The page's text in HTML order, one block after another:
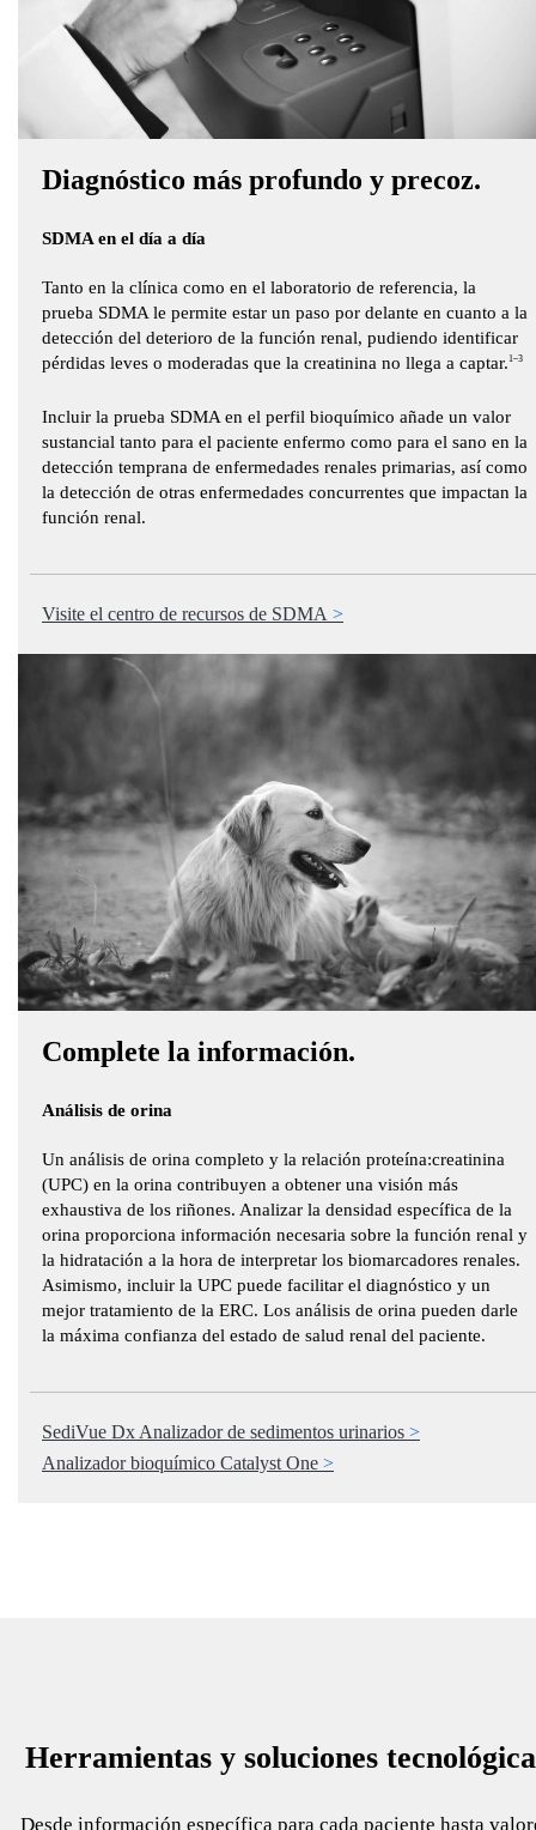
Diagnóstico más profundo y precoz.
SDMA en el día a día
Tanto en la clínica como en el laboratorio de referencia, la
prueba SDMA le permite estar un paso por delante en cuanto a la
detección del deterioro de la función renal, pudiendo identificar
pérdidas leves o moderadas que la creatinina no llega a captar. 1–3
Incluir la prueba SDMA en el perfil bioquímico añade un valor
sustancial tanto para el paciente enfermo como para el sano en la
detección temprana de enfermedades renales primarias, así como
la detección de otras enfermedades concurrentes que impactan la
función renal.
Visite el centro de recursos de SDMA
Complete la información.
Análisis de orina
Un análisis de orina completo y la relación proteína:creatinina
(UPC) en la orina contribuyen a obtener una visión más
exhaustiva de los riñones. Analizar la densidad específica de la
orina proporciona información necesaria sobre la función renal y
la hidratación a la hora de interpretar los biomarcadores renales.
Asimismo, incluir la UPC puede facilitar el diagnóstico y un
mejor tratamiento de la ERC. Los análisis de orina pueden darle
la máxima confianza del estado de salud renal del paciente.
SediVue Dx Analizador de sedimentos urinarios
Analizador bioquímico Catalyst One
Herramientas y soluciones
Desde información específica para cada paciente hasta